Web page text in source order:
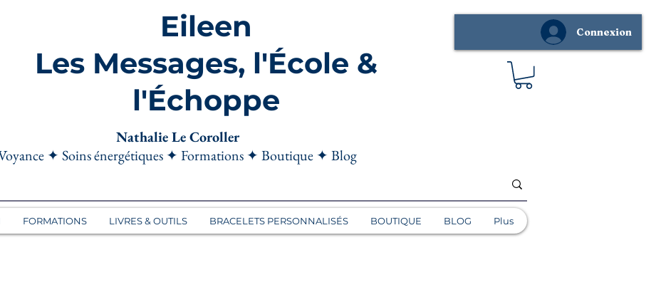
Connexion
Eileen
Les Messages, l'École &
l'Échoppe
Nathalie Le Coroller
✦ Soins énergétiques ✦ Formations ✦ Boutique ✦ Blog
FORMATIONS LIVRES & OUTILS BRACELETS PERSONNALISÉS BOUTIQUE BLOG Plus